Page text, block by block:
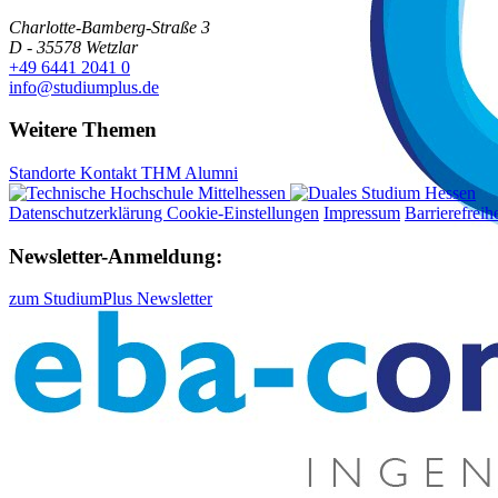
Charlotte-Bamberg-Straße 3
D - 35578 Wetzlar
+49 6441 2041 0
info@studiumplus.de
Weitere Themen
Standorte Kontakt THM Alumni
Datenschutzerklärung Cookie-Einstellungen Impressum
Newsletter-Anmeldung:
zum StudiumPlus Newsletter